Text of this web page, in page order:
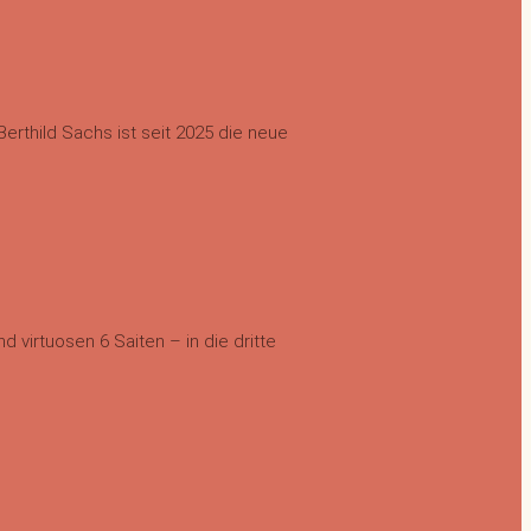
Sachs ist seit 2025 die neue
virtuosen 6 Saiten – in die dritte